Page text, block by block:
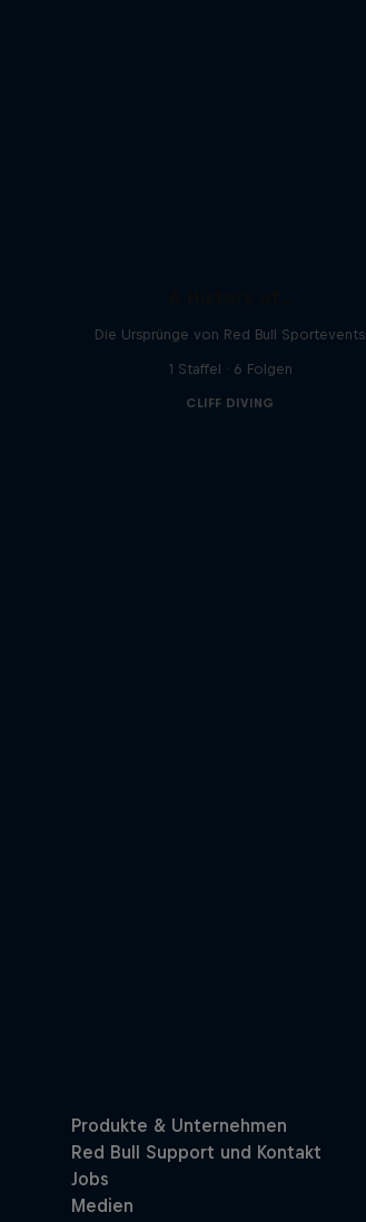
Die Ursprünge von Red Bull Sportevents
1 Staffel · 6 Folgen
CLIFF DIVING